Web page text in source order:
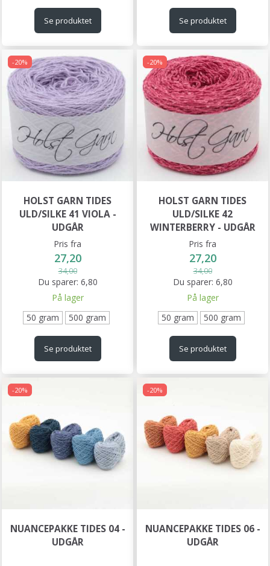
Se produktet Se produktet
-20%
HOLST GARN TIDES
ULD/SILKE 41 VIOLA -
UDGÅR
Pris fra
27,20
34,00
Du sparer: 6,80
På lager
50 gram
500 gram
Se produktet
-20%
HOLST GARN TIDES
ULD/SILKE 42
WINTERBERRY - UDGÅR
Pris fra
27,20
34,00
Du sparer: 6,80
På lager
50 gram
500 gram
Se produktet
-20%
NUANCEPAKKE TIDES 04 -
UDGÅR
-20%
NUANCEPAKKE TIDES 06 -
UDGÅR